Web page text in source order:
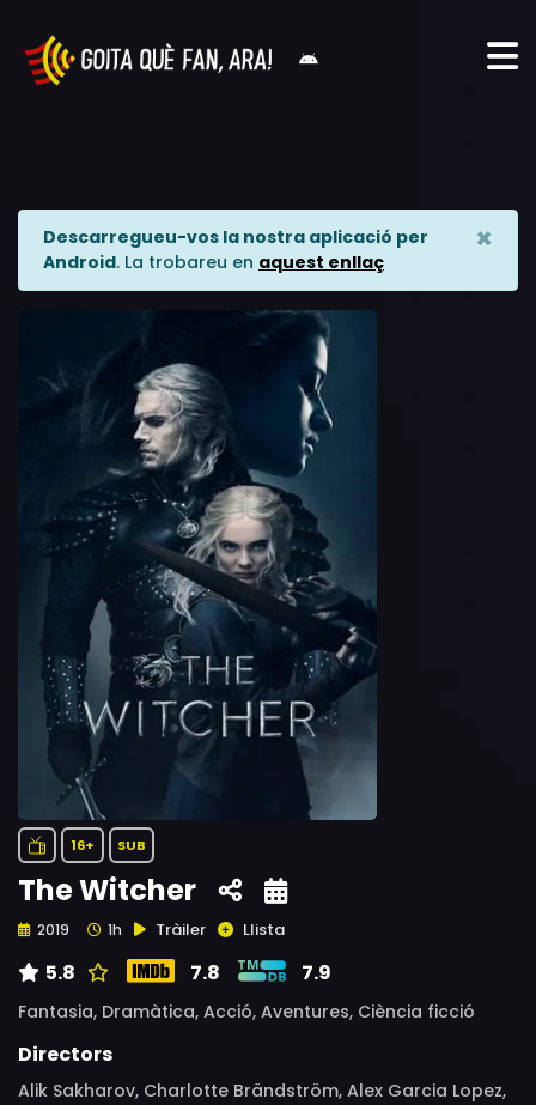
Descarregueu-vos la nostra aplicació per
Android. La trobareu en aquest enllaç
×
16+ SUB
The Witcher
2019 1h Tràiler Llista
5.8 7.8 7.9
Fantasia, Dramàtica, Acció, Aventures, Ciència ficció
Directors
Alik Sakharov, Charlotte Brändström, Alex Garcia Lopez,